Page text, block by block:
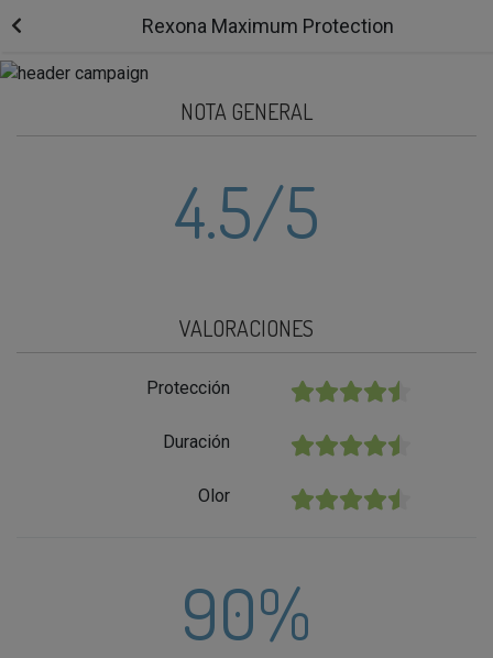
Rexona Maximum Protection
NOTA GENERAL
4.5/5
VALORACIONES
Protección ★★★★★
Duración ★★★★★
Olor ★★★★★
90%